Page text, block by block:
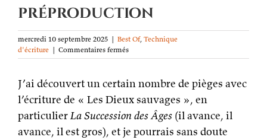
préproduction
mercredi 10 septembre 2025 | Best Of, Technique
d'écriture | Commentaires ferméssur
En
ne
pas
les
de
J’ai découvert un certain nombre de pièges avec
l’écriture de « Les Dieux sauvages », en
particulierLa Succession des Âges (il avance, il
avance, il est gros), et je pourrais sans doute